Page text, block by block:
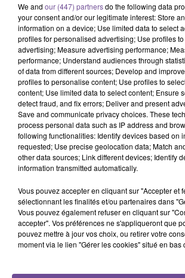
Une structure d’Auzances
animateur accueil de loisirs
Une structure d’Auzances recherche un
loisirs BAFA (H/F). Vos missions :
rythme des enfants et des jeunes.
d’animation et guider les participants tout
séance. Travail sur 4 jours, du mardi au
encadrez un groupe d'enfants âgés de 3 à
We and our (447) partnersdo the following data
your consent and/or our legitimate interest: Store
information on a device; Use limited data to select
profiles for personalised advertising; Use profiles
advertising; Measure advertising performance;
performance; Understand audiences through
of data from different sources; Develop and
profiles to personalise content; Use profiles to
content; Use limited data to select content; Ensure
detect fraud, and fix errors; Deliver and present
Save and communicate privacy choices. These
process personal data such as IP address and
following functionalities: Identify devices based on
requested; Use precise geolocation data; Match
other data sources; Link different devices; Identify
information transmitted automatically.
Vous pouvez accepter en cliquant sur "Accepter et
sélectionnant les finalités et/ou partenaires dans
Vous pouvez également refuser en cliquant sur
accepter". Vos préférences ne s'appliqueront que
pouvez mettre à jour vos choix, ou retirer votre
moment via le lien "Gérer les cookies" situé en bas